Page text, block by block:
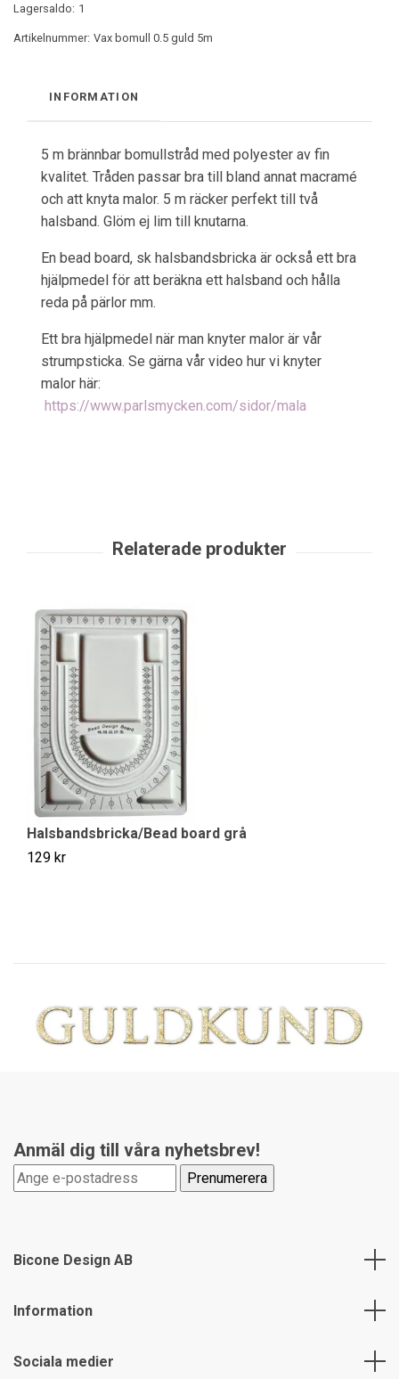
Lagersaldo: 1
Artikelnummer: Vax bomull 0.5 guld 5m
INFORMATION
5 m brännbar bomullstråd med polyester av fin
kvalitet. Tråden passar bra till bland annat macramé
och att knyta malor. 5 m räcker perfekt till två
halsband. Glöm ej lim till knutarna.
En bead board, sk halsbandsbricka är också ett bra
hjälpmedel för att beräkna ett halsband och hålla
reda på pärlor mm.
Ett bra hjälpmedel när man knyter malor är vår
strumpsticka. Se gärna vår video hur vi knyter
malor här:
https://www.parlsmycken.com/sidor/mala
Halsbandsbricka/Bead board grå
129 kr
Anmäl dig till våra nyhetsbrev!
Bicone Design AB
Information
Sociala medier